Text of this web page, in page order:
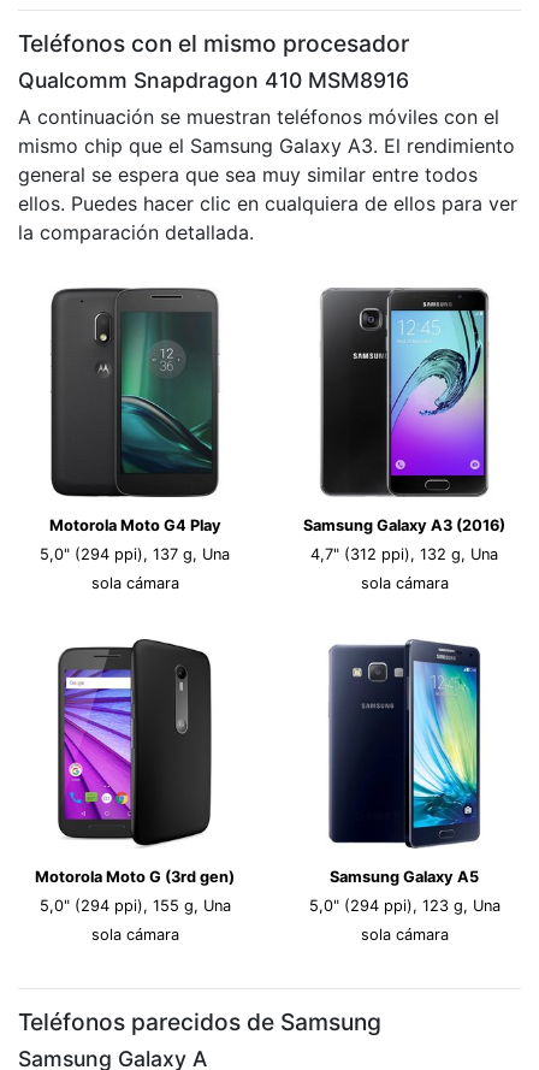
Teléfonos con el mismo procesador
Qualcomm Snapdragon 410 MSM8916
A continuación se muestran teléfonos móviles con el
mismo chip que el Samsung Galaxy A3. El rendimiento
general se espera que sea muy similar entre todos
ellos. Puedes hacer clic en cualquiera de ellos para ver
la comparación detallada.
Motorola Moto G4 Play
5,0" (294 ppi), 137 g, Una
sola cámara
Samsung Galaxy A3 (2016)
4,7" (312 ppi), 132 g, Una
sola cámara
Motorola Moto G (3rd gen)
5,0" (294 ppi), 155 g, Una
sola cámara
Samsung Galaxy A5
5,0" (294 ppi), 123 g, Una
sola cámara
Teléfonos parecidos de Samsung
Samsung Galaxy A